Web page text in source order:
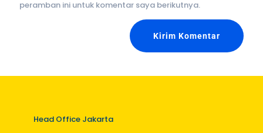
peramban ini untuk komentar saya berikutnya.
Head Office Jakarta